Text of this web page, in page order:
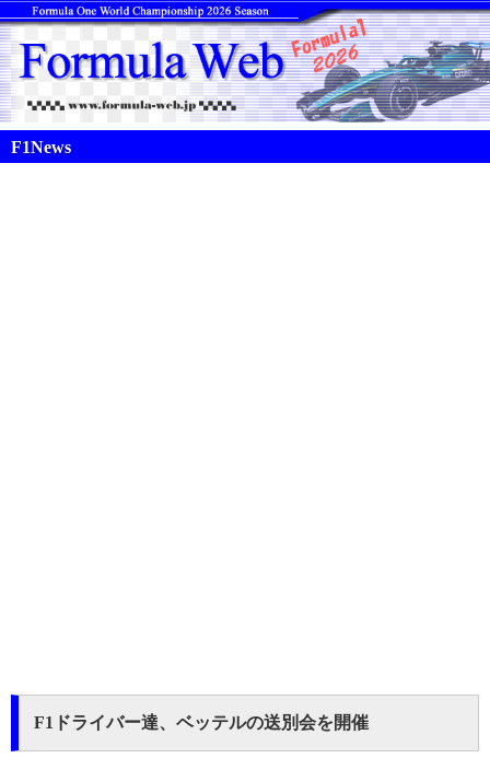
F1News
F1ドライバー達、ベッテルの送別会を開催